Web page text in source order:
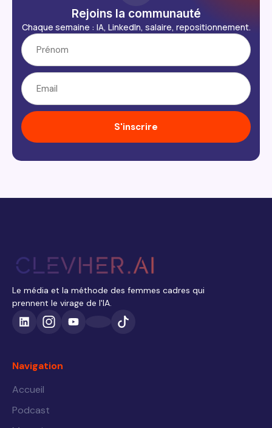
Rejoins la communauté
Chaque semaine : IA, LinkedIn, salaire, repositionnement.
S'inscrire
Le média et la méthode des femmes cadres qui
prennent le virage de l'IA.
Navigation
Accueil
Podcast